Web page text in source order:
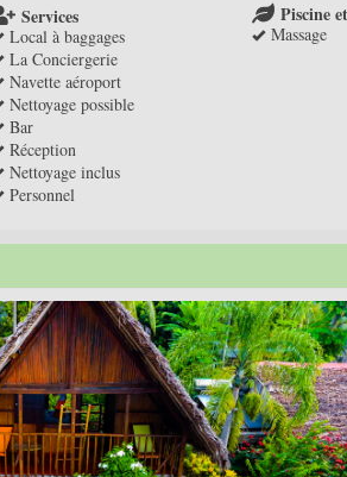
Piscine
Massage
Services
Local à baggages
La Conciergerie
Navette aéroport
Nettoyage possible
Bar
Réception
Nettoyage inclus
Personnel